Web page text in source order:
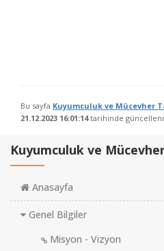
Bu sayfa Kuyumculuk ve Mücevher
21.12.2023 16:01:14tarihinde
Kuyumculuk ve Mücevher
Anasayfa
Genel Bilgiler
Misyon - Vizyon